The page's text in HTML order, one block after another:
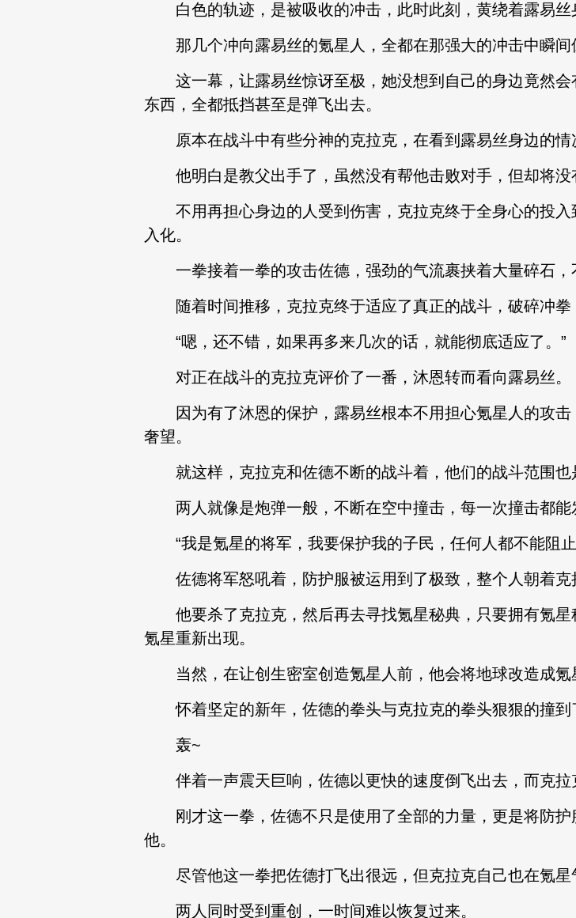
白色的轨迹，是被吸收的冲击，此时此刻，黄绕着露易丝
那几个冲向露易丝的氪星人，全都在那强大的冲击中瞬间
这一幕，让露易丝惊讶至极，她没想到自己的身边竟然会
东西，全都抵挡甚至是弹飞出去。
原本在战斗中有些分神的克拉克，在看到露易丝身边的情
他明白是教父出手了，虽然没有帮他击败对手，但却将没
不用再担心身边的人受到伤害，克拉克终于全身心的投入
入化。
一拳接着一拳的攻击佐德，强劲的气流裹挟着大量碎石，
随着时间推移，克拉克终于适应了真正的战斗，破碎冲拳
“嗯，还不错，如果再多来几次的话，就能彻底适应了。”
对正在战斗的克拉克评价了一番，沐恩转而看向露易丝。
因为有了沐恩的保护，露易丝根本不用担心氪星人的攻击
奢望。
就这样，克拉克和佐德不断的战斗着，他们的战斗范围也
两人就像是炮弹一般，不断在空中撞击，每一次撞击都能
“我是氪星的将军，我要保护我的子民，任何人都不能阻止
佐德将军怒吼着，防护服被运用到了极致，整个人朝着克
他要杀了克拉克，然后再去寻找氪星秘典，只要拥有氪星
氪星重新出现。
当然，在让创生密室创造氪星人前，他会将地球改造成氪
怀着坚定的新年，佐德的拳头与克拉克的拳头狠狠的撞到
轰~
伴着一声震天巨响，佐德以更快的速度倒飞出去，而克拉
刚才这一拳，佐德不只是使用了全部的力量，更是将防护
他。
尽管他这一拳把佐德打飞出很远，但克拉克自己也在氪星
两人同时受到重创，一时间难以恢复过来。